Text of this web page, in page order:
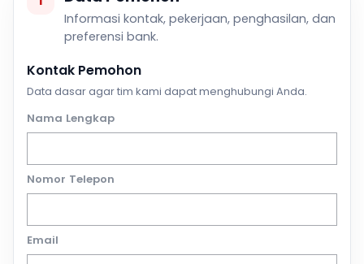
Informasi kontak, pekerjaan, penghasilan, dan
preferensi bank.
Kontak Pemohon
Data dasar agar tim kami dapat menghubungi Anda.
Nama Lengkap
Nomor Telepon
Email